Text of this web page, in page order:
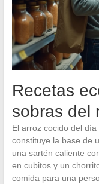
Recetas
sobras del
El arroz cocido del
constituye la base de
una sartén caliente
en cubitos y un
comida para una